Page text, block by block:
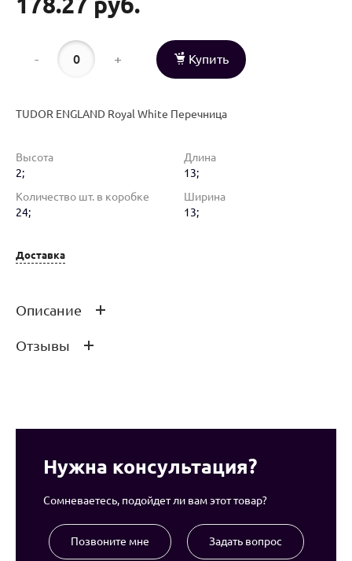
- + Купить
TUDOR ENGLAND Royal White Перечница
Высота
2;
Длина
13;
Количество шт. в коробке
24;
Ширина
13;
Доставка
Описание
TUDOR ENGLAND Royal White Перечница
Отзывы
Нужна консультация?
Сомневаетесь, подойдет ли вам этот товар?
Позвоните мне Задать вопрос